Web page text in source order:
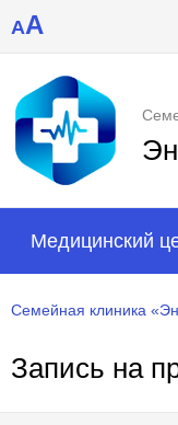
AA
Медицинский
Семейная клиника
Запись на